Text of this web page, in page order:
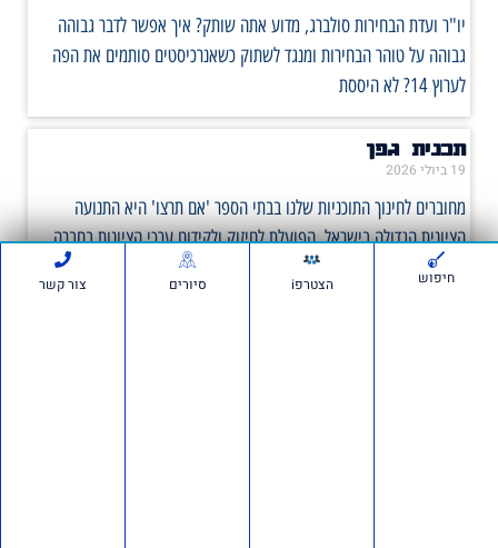
יו"ר ועדת הבחירות סולברג, מדוע אתה שותק? איך אפשר לדבר גבוהה
גבוהה על טוהר הבחירות ומנגד לשתוק כשאנרכיסטים סותמים את הפה
לערוץ 14? לא היססת
תכנית גפן
19 ביולי 2026
מחוברים לחינוך התוכניות שלנו בבתי הספר 'אם תרצו' היא התנועה
הציונית הגדולה בישראל, הפועלת לחיזוק ולקידום ערכי הציונות בחברה
הישראלית. המרצים שלנו מתמחים בנושאי ציונות
חיפוש הצטרפi סיורים צור קשר